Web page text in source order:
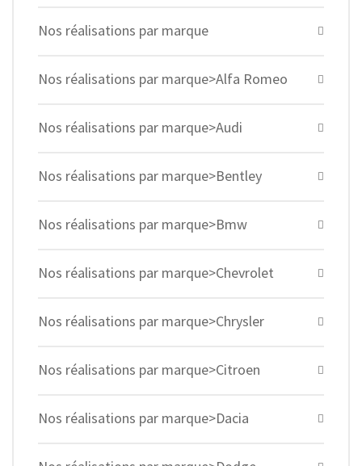
Nos réalisations par marque
Nos réalisations par marque>Alfa Romeo
Nos réalisations par marque>Audi
Nos réalisations par marque>Bentley
Nos réalisations par marque>Bmw
Nos réalisations par marque>Chevrolet
Nos réalisations par marque>Chrysler
Nos réalisations par marque>Citroen
Nos réalisations par marque>Dacia